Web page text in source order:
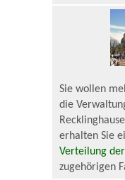
Sie wollen
die
erhalten Sie
Verteilung
zugehörigen